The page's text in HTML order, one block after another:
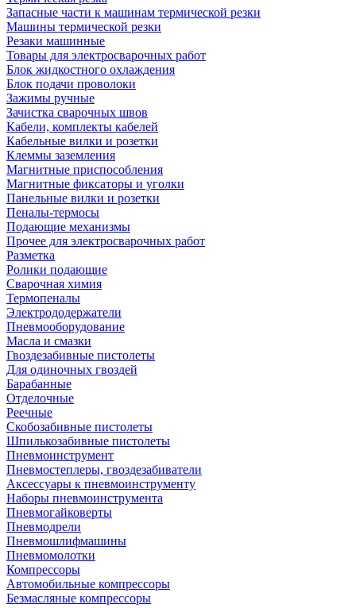
Запасные части к машинам термической резки
Машины термической резки
Резаки машинные
Товары для электросварочных работ
Блок жидкостного охлаждения
Блок подачи проволоки
Зажимы ручные
Зачистка сварочных швов
Кабели, комплекты кабелей
Кабельные вилки и розетки
Клеммы заземления
Магнитные приспособления
Магнитные фиксаторы и уголки
Панельные вилки и розетки
Пеналы-термосы
Подающие механизмы
Прочее для электросварочных работ
Разметка
Ролики подающие
Сварочная химия
Термопеналы
Электрододержатели
Пневмооборудование
Масла и смазки
Гвоздезабивные пистолеты
Для одиночных гвоздей
Барабанные
Отделочные
Реечные
Скобозабивные пистолеты
Шпилькозабивные пистолеты
Пневмоинструмент
Пневмостеплеры, гвоздезабиватели
Аксессуары к пневмоинструменту
Наборы пневмоинструмента
Пневмогайковерты
Пневмодрели
Пневмошлифмашины
Пневмомолотки
Компрессоры
Автомобильные компрессоры
Безмасляные компрессоры